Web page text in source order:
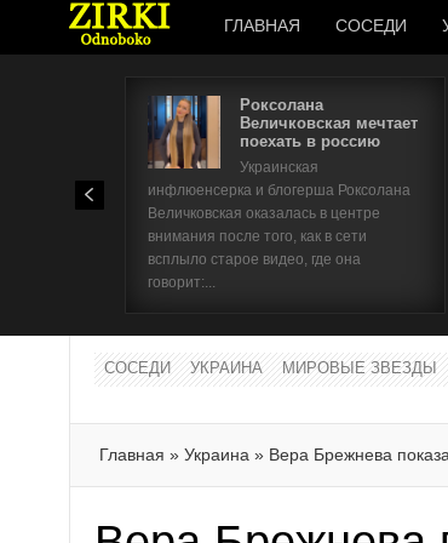
ГЛАВНАЯ СОСЕДИ
Роксолана
Величковская мечтает
поехать в россию
Украинская
инфлюенсерка и блогерша Роксолана
Величковская оказалась в центре
внимания после того, как в сети
всплыло старое видео, где она
говорит:...
СОСЕДИ УКРАИНА МИРОВЫЕ ЗВЕЗДЫ
Главная » Украина » Вера Брежнева